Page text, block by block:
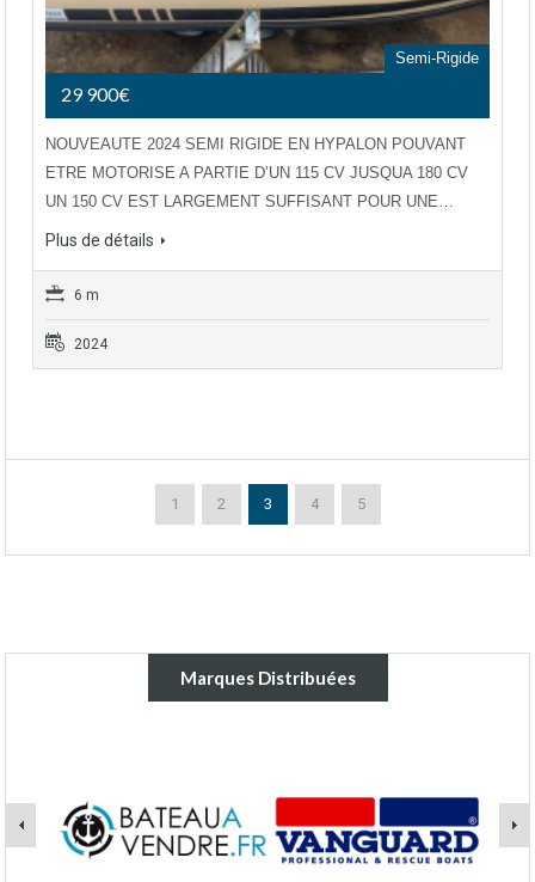
Semi-Rigide
29 900€
NOUVEAUTE 2024 SEMI RIGIDE EN HYPALON POUVANT
ETRE MOTORISE A PARTIE D’UN 115 CV JUSQUA 180 CV
UN 150 CV EST LARGEMENT SUFFISANT POUR UNE…
Plus de détails
6 m
2024
1 2 3 4 5
Marques Distribuées